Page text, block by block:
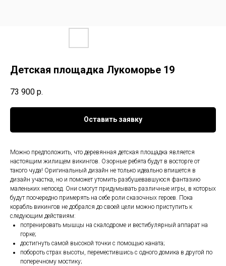
Детская площадка Лукоморье 19
73 900 р.
Оставить заявку
Можно предположить, что деревянная детская площадка является
настоящим жилищем викингов. Озорные ребята будут в восторге от
такого чуда! Оригинальный дизайн не только идеально впишется в
дизайн участка, но и поможет утомить разбушевавшуюся фантазию
маленьких непосед. Они смогут придумывать различные игры, в которых
будут поочередно примерять на себе роли сказочных героев. Пока
корабль викингов не добрался до своей цели можно приступить к
следующим действиям:
потренировать мышцы на скалодроме и вестибулярный аппарат на
горке;
достигнуть самой высокой точки с помощью каната;
побороть страх высоты, переместившись с одного домика в другой по
поперечному мостику;